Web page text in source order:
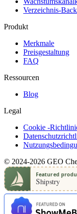
Verzeichnis-
Produkt
Merkmale
Preisgestaltung
FAQ
Ressourcen
Blog
Legal
Cookie -
© 2024-2026 GEO